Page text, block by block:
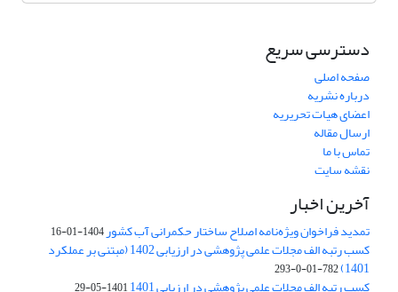
دسترسی سریع
صفحه اصلی
درباره نشریه
اعضای هیات تحریریه
ارسال مقاله
تماس با ما
نقشه سایت
آخرین اخبار
تمدید فراخوان ویژه‌نامه اصلاح ساختار حکمرانی آب کشور1404-01-16
کسب رتبه الف مجلات علمی پژوهشی در ارزیابی 1402 (مبتنی بر عملکرد
1401)
782-01-0-293
کسب رتبه الف مجلات علمی پژوهشی در ارزیابی 1401 1401-05-29